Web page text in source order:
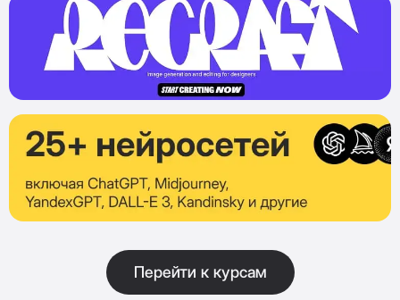
Перейти к курсам